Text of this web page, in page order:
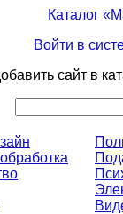
Каталог
Войти в
сайт в